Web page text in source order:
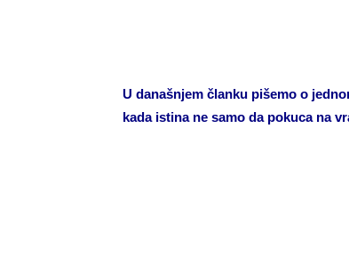
U današnjem članku pišemo o
kada istina ne samo da pokuca na